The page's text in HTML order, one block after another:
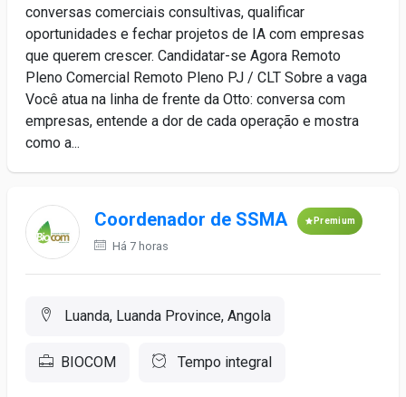
conversas comerciais consultivas, qualificar
oportunidades e fechar projetos de IA com empresas
que querem crescer. Candidatar-se Agora Remoto
Pleno Comercial Remoto Pleno PJ / CLT Sobre a vaga
Você atua na linha de frente da Otto: conversa com
empresas, entende a dor de cada operação e mostra
como a...
Coordenador de SSMA Premium
Há 7 horas
Luanda, Luanda Province, Angola
BIOCOM Tempo integral